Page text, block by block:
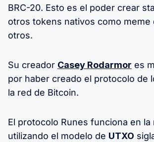
BRC-20. Esto es el poder crear
otros tokens nativos como meme
otros.
Su creador Casey Rodarmor es
por haber creado el protocolo de
la red de Bitcoin.
El protocolo Runes funciona en la
utilizando el modelo de UTXO